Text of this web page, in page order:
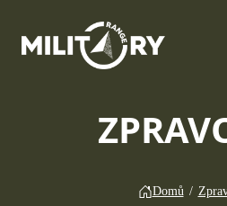
Domů /